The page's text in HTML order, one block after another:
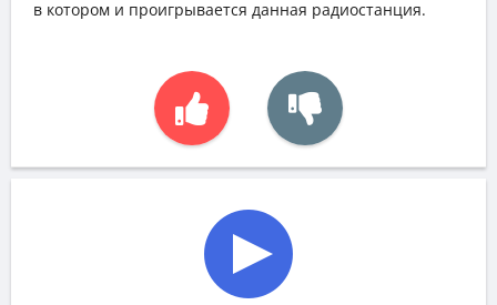
в котором и проигрывается данная радиостанция.